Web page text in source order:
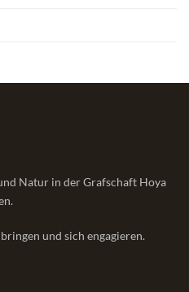
Natur in der Grafschaft Hoya
und sich engagieren.